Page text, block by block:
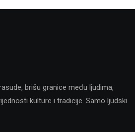
brišu granice među ljudima,
kulture i tradicije. Samo ljudski